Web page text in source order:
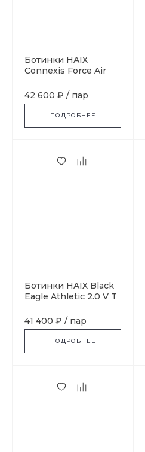
Ботинки HAIX
Connexis Force Air
42 600 ₽ / пар
ПОДРОБНЕЕ
Ботинки HAIX Black
Eagle Athletic 2.0 V T
desert
41 400 ₽ / пар
ПОДРОБНЕЕ